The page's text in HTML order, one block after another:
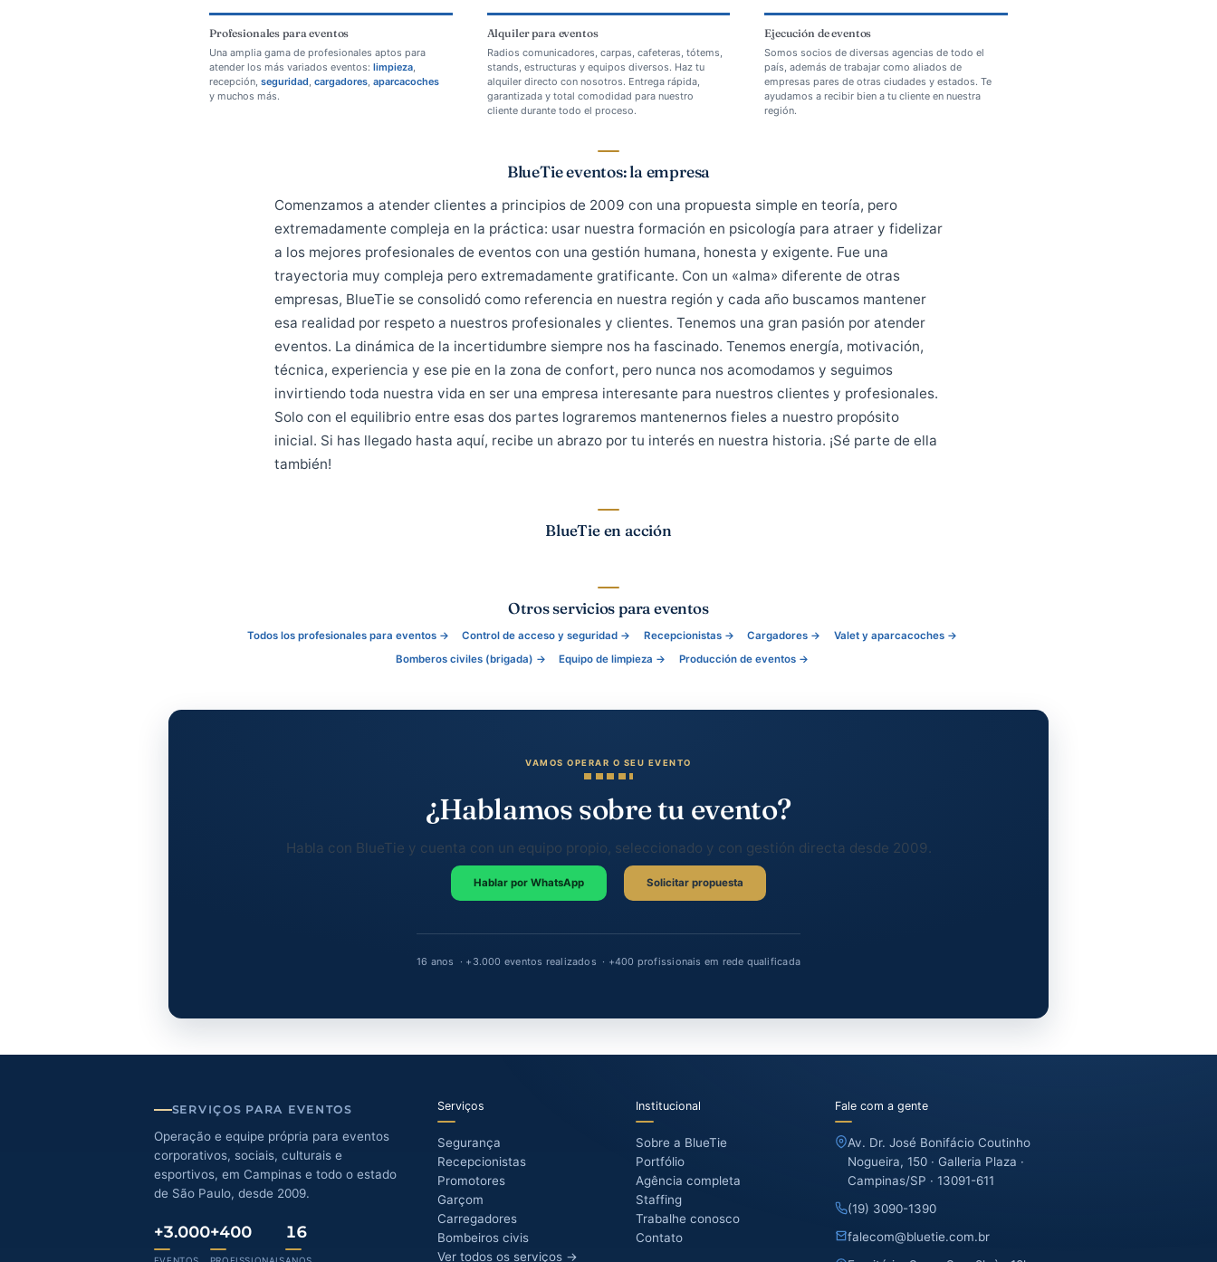
candidatos de todos los grupos étnicos y sociales, y también tienden a retener empleados más
satisfechos y comprometidos.
Mejorar la cultura organizacional: un equipo diverso e inclusivo ayuda a construir una cultura
organizacional más colaborativa, tolerante y respetuosa.
Profesionales para eventos
Una amplia gama de profesionales aptos para
atender los más variados eventos: limpieza,
seguridad
y muchos más.
Alquiler para eventos
Radios comunicadores, carpas, cafeteras, tótems,
stands, estructuras y equipos diversos. Haz tu
alquiler directo con nosotros. Entrega rápida,
garantizada y total comodidad para nuestro
cliente durante todo el proceso.
Ejecución de eventos
Somos socios de diversas agencias de todo el
país, además de trabajar como aliados de
ayudamos a recibir bien a tu cliente en nuestra
región.
BlueTie eventos: la empresa
Comenzamos a atender clientes a principios de 2009 con una propuesta simple en teoría, pero
extremadamente compleja en la práctica: usar nuestra formación en psicología para atraer y fidelizar
trayectoria muy compleja pero extremadamente gratificante. Con un «alma» diferente de otras
eventos. La dinámica de la incertidumbre siempre nos ha fascinado. Tenemos energía, motivación,
técnica, experiencia y ese pie en la zona de confort, pero nunca nos acomodamos y seguimos
invirtiendo toda nuestra vida en ser una empresa interesante para nuestros clientes y profesionales.
inicial. Si has llegado hasta aquí, recibe un abrazo por tu interés en nuestra historia. ¡Sé parte de ella
BlueTie en acción
Otros servicios para eventos
¿Hablamos sobre tu evento?
Habla con BlueTie y cuenta con un equipo propio, seleccionado y con gestión directa desde 2009.
Hablar por WhatsApp